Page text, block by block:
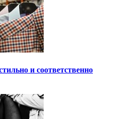
и соответственно